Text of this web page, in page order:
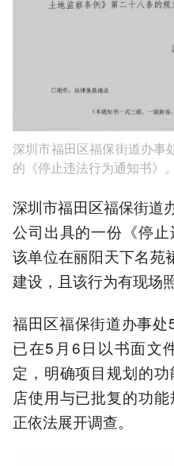
深圳市福田区福保街道办事
的《停止违法行为通知书》
深圳市福田区福保街道
公司出具的一份《停止
该单位在丽阳天下名苑
建设，且该行为有现场
福田区福保街道办事
已在5月6日以书面文
定，明确项目规划的
店使用与已批复的功
正依法展开调查。